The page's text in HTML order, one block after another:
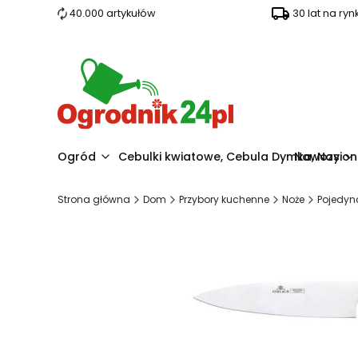
40.000 artykułów 30 lat na
Ogród Cebulki kwiatowe, Cebula Dymka,Nawozy
Strona główna Dom Przybory kuchenne Noże